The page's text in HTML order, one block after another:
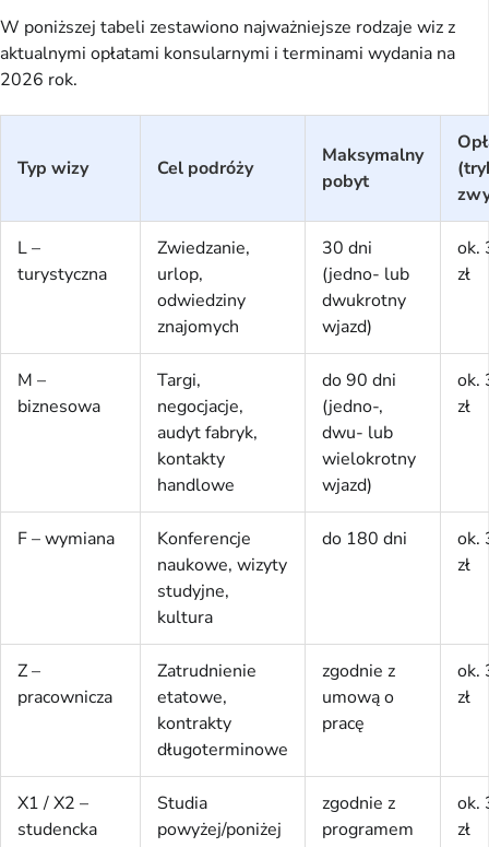
W poniższej tabeli zestawiono najważniejsze rodzaje wiz z
aktualnymi opłatami konsularnymi i terminami wydania na
2026 rok.
Typ wizy Cel podróży
Maksymalny
pobyt
L –
turystyczna
Zwiedzanie,
urlop,
odwiedziny
znajomych
30 dni
(jedno- lub
dwukrotny
wjazd)
ok.
zł
M –
biznesowa
Targi,
negocjacje,
audyt fabryk,
kontakty
handlowe
do 90 dni
(jedno-,
dwu- lub
wielokrotny
wjazd)
ok.
zł
F – wymiana
Konferencje
naukowe, wizyty
studyjne,
kultura
do 180 dni
ok.
zł
Z –
pracownicza
Zatrudnienie
etatowe,
kontrakty
długoterminowe
zgodnie z
umową o
pracę
ok.
zł
X1 / X2 –
studencka
Studia
powyżej/poniżej
zgodnie z
programem
ok.
zł